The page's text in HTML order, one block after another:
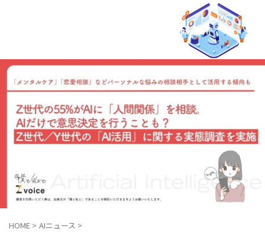
AIO × LLMO マーケティング研究所
HOME > AIニュース >